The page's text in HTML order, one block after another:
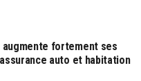
augmente fortement ses
auto et habitation